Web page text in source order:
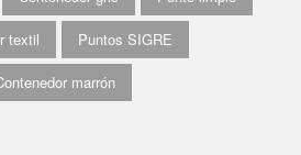
textil Puntos SIGRE
marrón